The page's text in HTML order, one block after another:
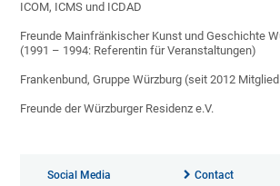
ICOM, ICMS und ICDAD
Freunde Mainfränkischer Kunst und Geschichte
(1991 – 1994: Referentin für Veranstaltungen)
Frankenbund, Gruppe Würzburg (seit 2012
Freunde der Würzburger Residenz e.V.
Social Media Contact